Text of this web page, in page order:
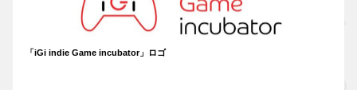
「iGi indie Game incubator」ロゴ